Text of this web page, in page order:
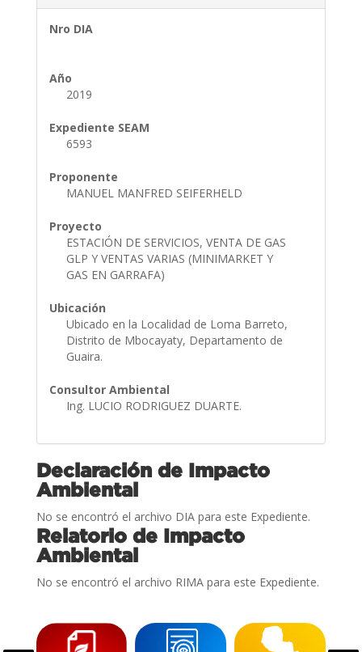
Nro DIA
Año
2019
Expediente SEAM
6593
Proponente
MANUEL MANFRED SEIFERHELD
Proyecto
ESTACIÓN DE SERVICIOS, VENTA DE GAS
GLP Y VENTAS VARIAS (MINIMARKET Y
GAS EN GARRAFA)
Ubicación
Ubicado en la Localidad de Loma Barreto,
Distrito de Mbocayaty, Departamento de
Guaira.
Consultor Ambiental
Ing. LUCIO RODRIGUEZ DUARTE.
Declaración de Impacto
Ambiental
No se encontró el archivo DIA para este Expediente.
Relatorio de Impacto
Ambiental
No se encontró el archivo RIMA para este Expediente.